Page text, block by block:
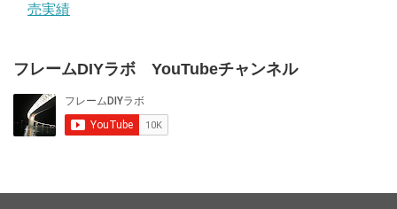
売実績
フレームDIYラボ YouTubeチャンネル